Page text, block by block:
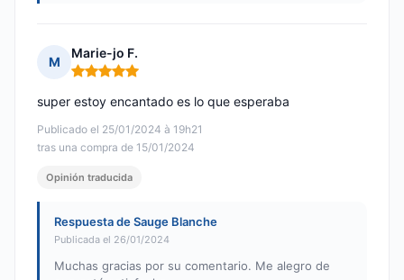
M
Marie-jo F.
Nota: 5 de 5
Publicado el 25/01/2024 à 19h21
tras una compra de 15/01/2024
super estoy encantado es lo que esperaba
Opinión traducida
Respuesta de Sauge Blanche
Publicada el 26/01/2024
Muchas gracias por su comentario. Me alegro de